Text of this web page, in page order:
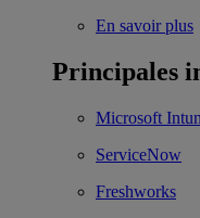
En savoir plus
Principales
Microsoft
ServiceNow
Freshworks